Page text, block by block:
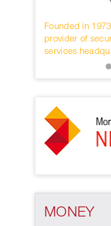
Founded in
provider of
services
MONEY